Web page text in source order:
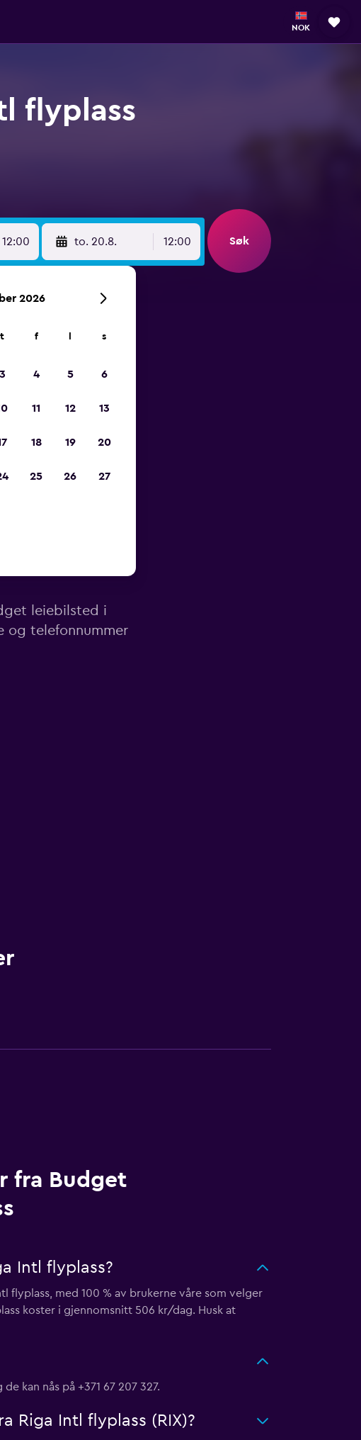
NOK
flyplass
12:00 to. 20.8. 12:00 Søk
leiebilsted i
og telefonnummer
fra Budget
Intl flyplass?
med 100 % av brukerne våre som velger
koster i gjennomsnitt 506 kr/dag. Husk at
kan nås på +371 67 207 327.
Riga Intl flyplass (RIX)?
2026
t f s
3 4 5 6
11 12 13
18 19 20
25 26 27